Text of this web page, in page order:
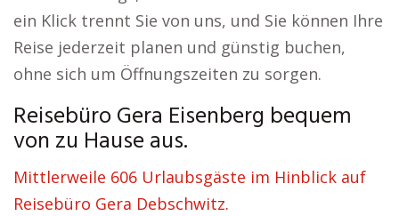
ein Klick trennt Sie von uns, und Sie können Ihre
Reise jederzeit planen und günstig buchen,
ohne sich um Öffnungszeiten zu sorgen.
Reisebüro Gera Eisenberg bequem
von zu Hause aus.
Mittlerweile 606 Urlaubsgäste im Hinblick auf
Reisebüro Gera Debschwitz.